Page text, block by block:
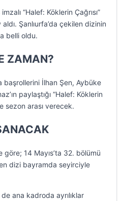
“Halef: Köklerin Çağrısı”
Şanlıurfa’da çekilen dizinin
belli oldu.
ZAMAN?
başrollerini İlhan Şen, Aybüke
paylaştığı “Halef: Köklerin
sezon arası verecek.
göre; 14 Mayıs’ta 32. bölümü
dizi bayramda seyirciyle
ana kadroda ayrılıklar